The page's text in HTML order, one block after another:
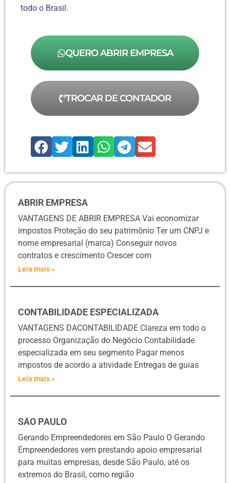
todo o Brasil.
QUERO ABRIR EMPRESA
TROCAR DE CONTADOR
ABRIR EMPRESA
VANTAGENS DE ABRIR EMPRESA Vai economizar
impostos Proteção do seu patrimônio Ter um CNPJ e
nome empresarial (marca) Conseguir novos
contratos e crescimento Crescer com
Leia mais »
CONTABILIDADE ESPECIALIZADA
VANTAGENS DACONTABILIDADE Clareza em todo o
processo Organização do Negócio Contabilidade
especializada em seu segmento Pagar menos
impostos de acordo a atividade Entregas de guias
Leia mais »
SÃO PAULO
Gerando Empreendedores em São Paulo O Gerando
Empreendedores vem prestando apoio empresarial
para muitas empresas, desde São Paulo, até os
extremos do Brasil, como região